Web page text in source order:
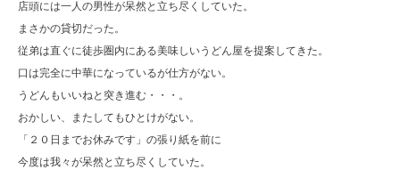
店頭には一人の男性が呆然と立ち尽くしていた。
まさかの貸切だった。
従弟は直ぐに徒歩圏内にある美味しいうどん屋を提案してきた。
口は完全に中華になっているが仕方がない。
うどんもいいねと突き進む・・・。
おかしい、またしてもひとけがない。
「２０日までお休みです」の張り紙を前に
今度は我々が呆然と立ち尽くしていた。